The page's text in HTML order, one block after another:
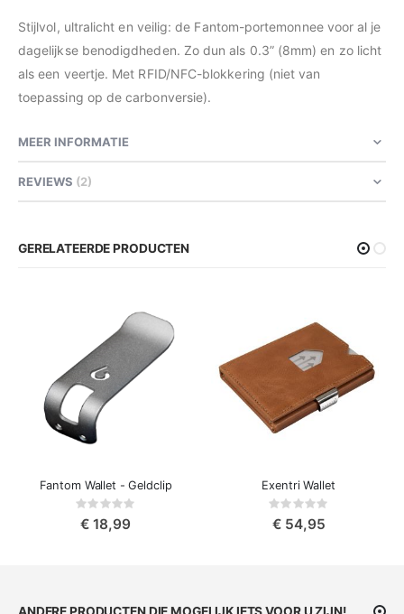
Stijlvol, ultralicht en veilig: de Fantom-portemonnee voor al je
dagelijkse benodigdheden. Zo dun als 0.3” (8mm) en zo licht
als een veertje. Met RFID/NFC-blokkering (niet van
toepassing op de carbonversie).
MEER INFORMATIE
REVIEWS 2
GERELATEERDE PRODUCTEN
Fantom Wallet - Geldclip
Rating:
€ 18,99
Exentri Wallet
Rating:
€ 54,95
ANDERE PRODUCTEN DIE MOGELIJK IETS VOOR U ZIJN!